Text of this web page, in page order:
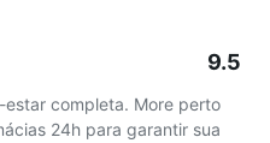
9.5
completa. More perto
24h para garantir sua